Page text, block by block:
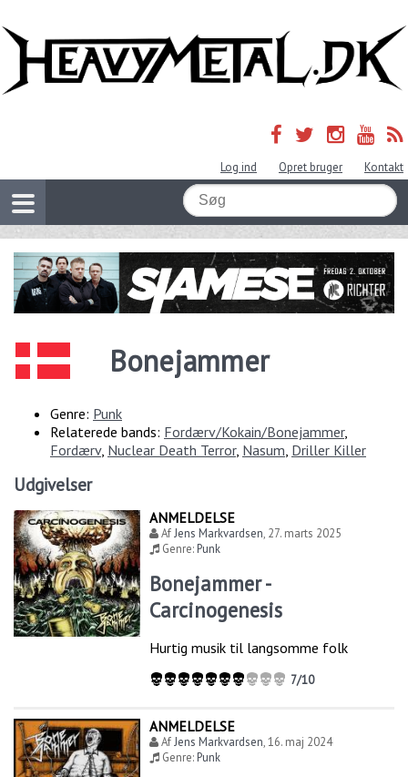
Log ind Opret bruger Kontakt
Bonejammer
Genre: Punk
Relaterede bands: Fordærv/Kokain/Bonejammer,
Fordærv, Nuclear Death Terror, Nasum Driller Killer
Udgivelser
ANMELDELSE
AfJens Markvardsen, 27. marts 2025
Genre:Punk
Bonejammer -
Carcinogenesis
Hurtig musik til langsomme folk
7/10
ANMELDELSE
AfJens Markvardsen,16. maj 2024
Genre:Punk